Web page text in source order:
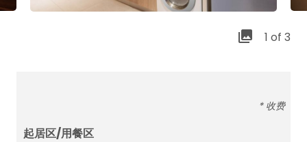
1 of 3
* 收费
起居区/用餐区